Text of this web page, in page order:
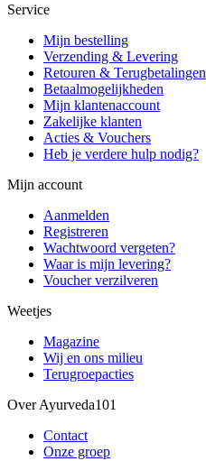
Service
Mijn bestelling
Verzending & Levering
Retouren & Terugbetalingen
Betaalmogelijkheden
Mijn klantenaccount
Zakelijke klanten
Acties & Vouchers
Heb je verdere hulp nodig?
Mijn account
Aanmelden
Registreren
Wachtwoord vergeten?
Waar is mijn levering?
Voucher verzilveren
Weetjes
Magazine
Wij en ons milieu
Terugroepacties
Over Ayurveda101
Contact
Onze groep